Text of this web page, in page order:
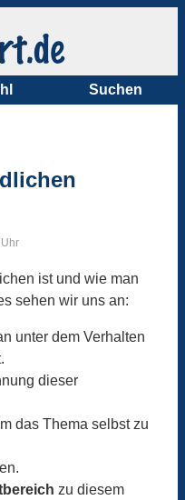
Suchen
ist und wie man
sehen wir uns an:
unter dem Verhalten
dieser
das Thema selbst zu
zu diesem